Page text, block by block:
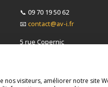
📞09 70 19 50 62
📧contact@av-i.fr
5 rue Copernic
62880 Vendin-le-Vieil
visiteurs, améliorer notre site